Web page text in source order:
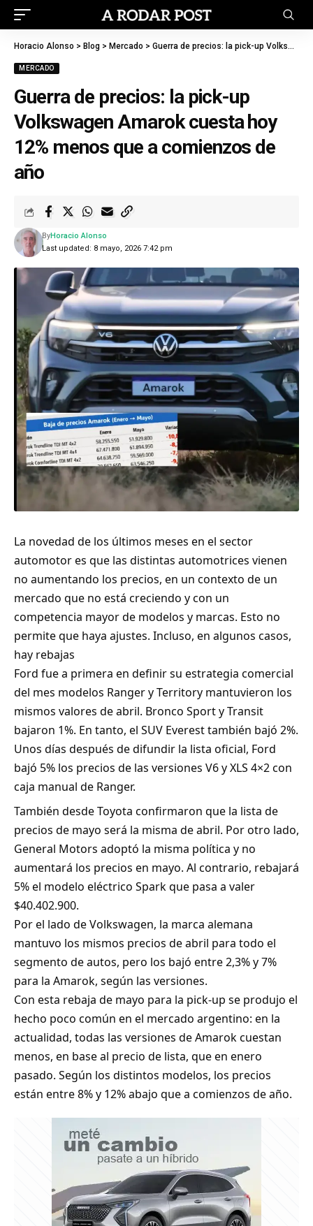
Horacio Alonso > Blog > Mercado > Guerra de precios: la pick-up Volkswagen Amarok cuesta hoy 12% menos que a comienzos de año
MERCADO
Guerra de precios: la pick-up
Volkswagen Amarok cuesta hoy
12% menos que a comienzos de
año
Last updated: 8 mayo, 2026 7:42 pm
ByHoracio Alonso
La novedad de los últimos meses en el sector
automotor es que las distintas automotrices vienen
no aumentando los precios, en un contexto de un
mercado que no está creciendo y con un
competencia mayor de modelos y marcas. Esto no
permite que haya ajustes. Incluso, en algunos casos,
hay rebajas
Ford fue a primera en definir su estrategia comercial
del mes modelos Ranger y Territory mantuvieron los
mismos valores de abril. Bronco Sport y Transit
bajaron 1%. En tanto, el SUV Everest también bajó 2%.
Unos días después de difundir la lista oficial, Ford
bajó 5% los precios de las versiones V6 y XLS 4×2 con
caja manual de Ranger.
También desde Toyota confirmaron que la lista de
precios de mayo será la misma de abril. Por otro lado,
General Motors adoptó la misma política y no
aumentará los precios en mayo. Al contrario, rebajará
5% el modelo eléctrico Spark que pasa a valer
$40.402.900.
Por el lado de Volkswagen, la marca alemana
mantuvo los mismos precios de abril para todo el
segmento de autos, pero los bajó entre 2,3% y 7%
para la Amarok, según las versiones.
Con esta rebaja de mayo para la pick-up se produjo el
hecho poco común en el mercado argentino: en la
actualidad, todas las versiones de Amarok cuestan
menos, en base al precio de lista, que en enero
pasado. Según los distintos modelos, los precios
están entre 8% y 12% abajo que a comienzos de año.